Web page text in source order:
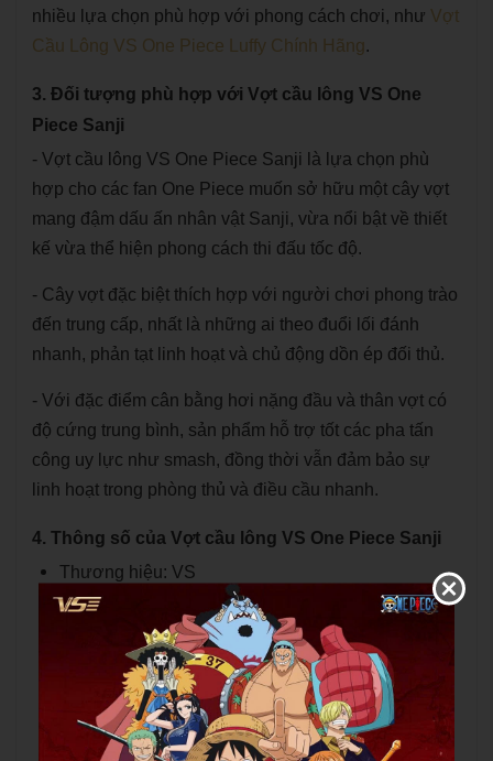
nhiều lựa chọn phù hợp với phong cách chơi, như Vợt
Cầu Lông VS One Piece Luffy Chính Hãng.
3. Đối tượng phù hợp với Vợt cầu lông VS One
Piece Sanji
- Vợt cầu lông VS One Piece Sanji là lựa chọn phù
hợp cho các fan One Piece muốn sở hữu một cây vợt
mang đậm dấu ấn nhân vật Sanji, vừa nổi bật về thiết
kế vừa thể hiện phong cách thi đấu tốc độ.
- Cây vợt đặc biệt thích hợp với người chơi phong trào
đến trung cấp, nhất là những ai theo đuổi lối đánh
nhanh, phản tạt linh hoạt và chủ động dồn ép đối thủ.
- Với đặc điểm cân bằng hơi nặng đầu và thân vợt có
độ cứng trung bình, sản phẩm hỗ trợ tốt các pha tấn
công uy lực như smash, đồng thời vẫn đảm bảo sự
linh hoạt trong phòng thủ và điều cầu nhanh.
4. Thông số của Vợt cầu lông VS One Piece Sanji
Thương hiệu: VS
Màu sắc: Đen/Vàng
Điểm cân bằng: 295 ± 3 mm (Hơi nặng đầu)
Chất liệu khung: 30T Mitsubishi Carbon Sheet
Cấu trúc khung: 2in1 Speed Frame (Diamond +
Aero)
Độ cứng: Trung bình